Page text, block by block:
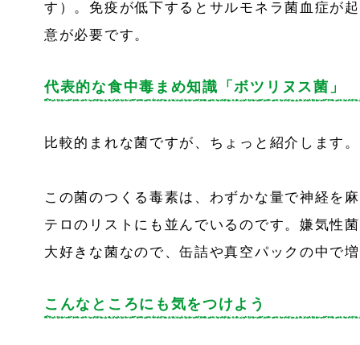
す）。免疫が低下するとサルモネラ菌血症が
意が必要です。
代表的な食中毒まめ知識「ボツリヌス菌」
比較的まれな菌ですが、ちょっと紹介します。
この菌のつくる毒素は、わずかな量で神経を
テロのリストにも並んでいるのです。嫌気性
大好きな菌なので、缶詰や真空パックの中で
こんなところにも気をつけよう